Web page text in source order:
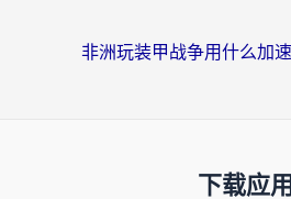
下载应用